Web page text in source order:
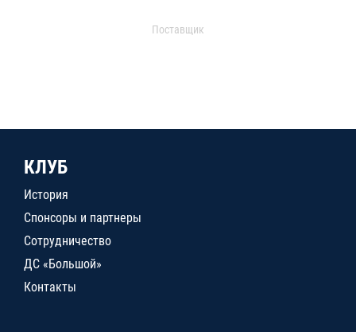
Поставщик
КЛУБ
История
Спонсоры и партнеры
Сотрудничество
ДС «Большой»
Контакты